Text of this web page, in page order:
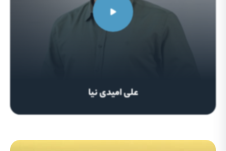
علی امیدی نیا